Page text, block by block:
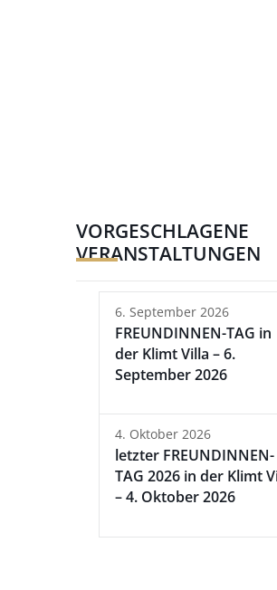
VORGESCHLAGENE
VERANSTALTUNGEN
6. September 2026
FREUNDINNEN-TAG in
der Klimt Villa – 6.
September 2026
4. Oktober 2026
letzter FREUNDINNEN-
TAG 2026 in der Klimt
– 4. Oktober 2026